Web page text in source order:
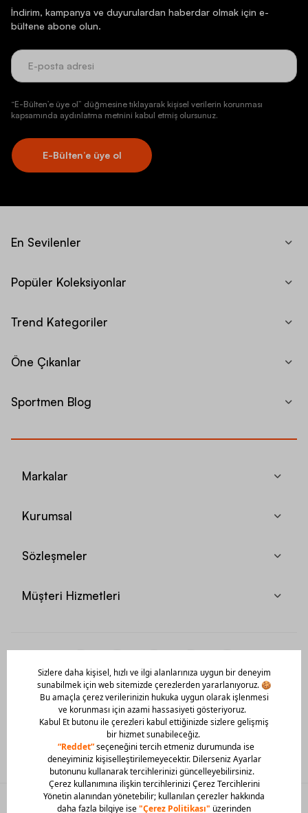
İndirim, kampanya ve duyurulardan haberdar olmak için e-
bültene abone olun.
“E-Bülten’e üye ol” düğmesine tıklayarak kişisel verilerin korunması
kapsamında aydınlatma metnini kabul etmiş olursunuz.
E-Bülten’e üye ol
En Sevilenler
Popüler Koleksiyonlar
Trend Kategoriler
Öne Çıkanlar
Sportmen Blog
Markalar
Kurumsal
Sözleşmeler
Müşteri Hizmetleri
Mobil Uygulamamızı Hemen İndir!